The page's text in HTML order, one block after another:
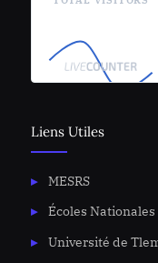
Liens Utiles
MESRS
Écoles Nationales
Université de